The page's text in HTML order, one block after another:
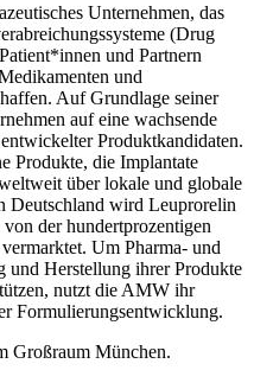
Unternehmen, das
(Drug
und Partnern
und
Auf Grundlage seiner
auf eine wachsende
Produktkandidaten.
Produkte, die Implantate
über lokale und globale
Deutschland wird Leuprorelin
der hundertprozentigen
Um Pharma- und
und Herstellung ihrer Produkte
nutzt die AMW ihr
Formulierungsentwicklung.
Großraum München.